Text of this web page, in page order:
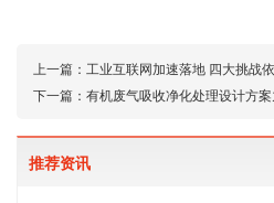
上一篇： 工业互联网加速落地 四大挑战
下一篇： 有机废气吸收净化处理设计方
推荐资讯